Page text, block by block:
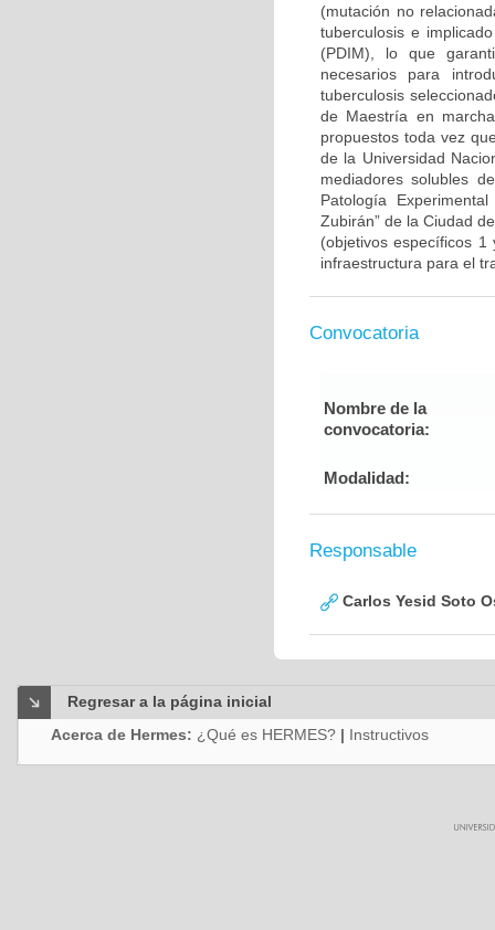
(mutación no
tuberculosis e
(PDIM), lo que
necesarios para
tuberculosis
de Maestría en
propuestos toda vez
de la Universidad
mediadores solubles
Patología
Zubirán” de la Ciudad
(objetivos específicos
infraestructura para el
Convocatoria
Nombre de la
convocatoria:
Modalidad:
Responsable
Carlos Yesid Soto
Regresar a la página inicial
Acerca de Hermes: ¿Qué es HERMES? | Instructivos